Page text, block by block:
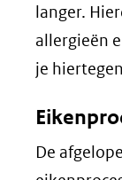
langer.
allergieën
je
De